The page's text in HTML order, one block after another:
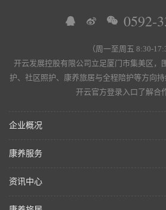
0592-
（周一至周五 8:30-
开云发展控股有限公司立足厦门市集美区，
护、社区照护、康养旅居与全程陪护等方向
开云官方登录入口了解合
企业概况
康养服务
资讯中心